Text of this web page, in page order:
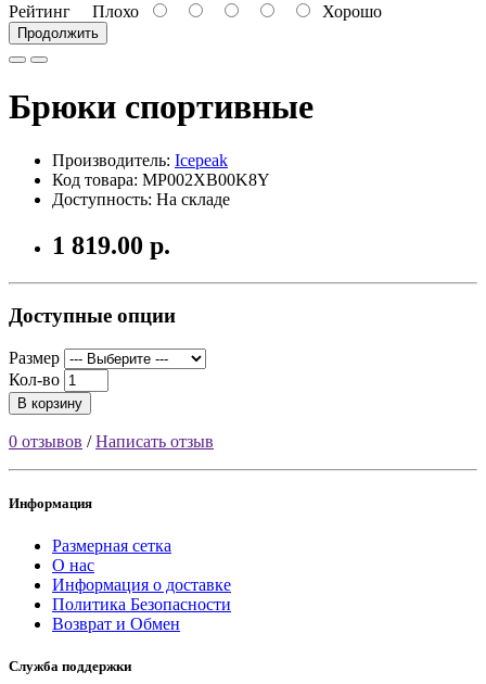
Рейтинг Плохо Хорошо
Продолжить
Брюки спортивные
Производитель: Icepeak
Код товара: MP002XB00K8Y
Доступность: На складе
1 819.00 р.
Доступные опции
Размер
Кол-во
В корзину
0 отзывов /Написать отзыв
Информация
Размерная сетка
О нас
Информация о доставке
Политика Безопасности
Возврат и Обмен
Служба поддержки